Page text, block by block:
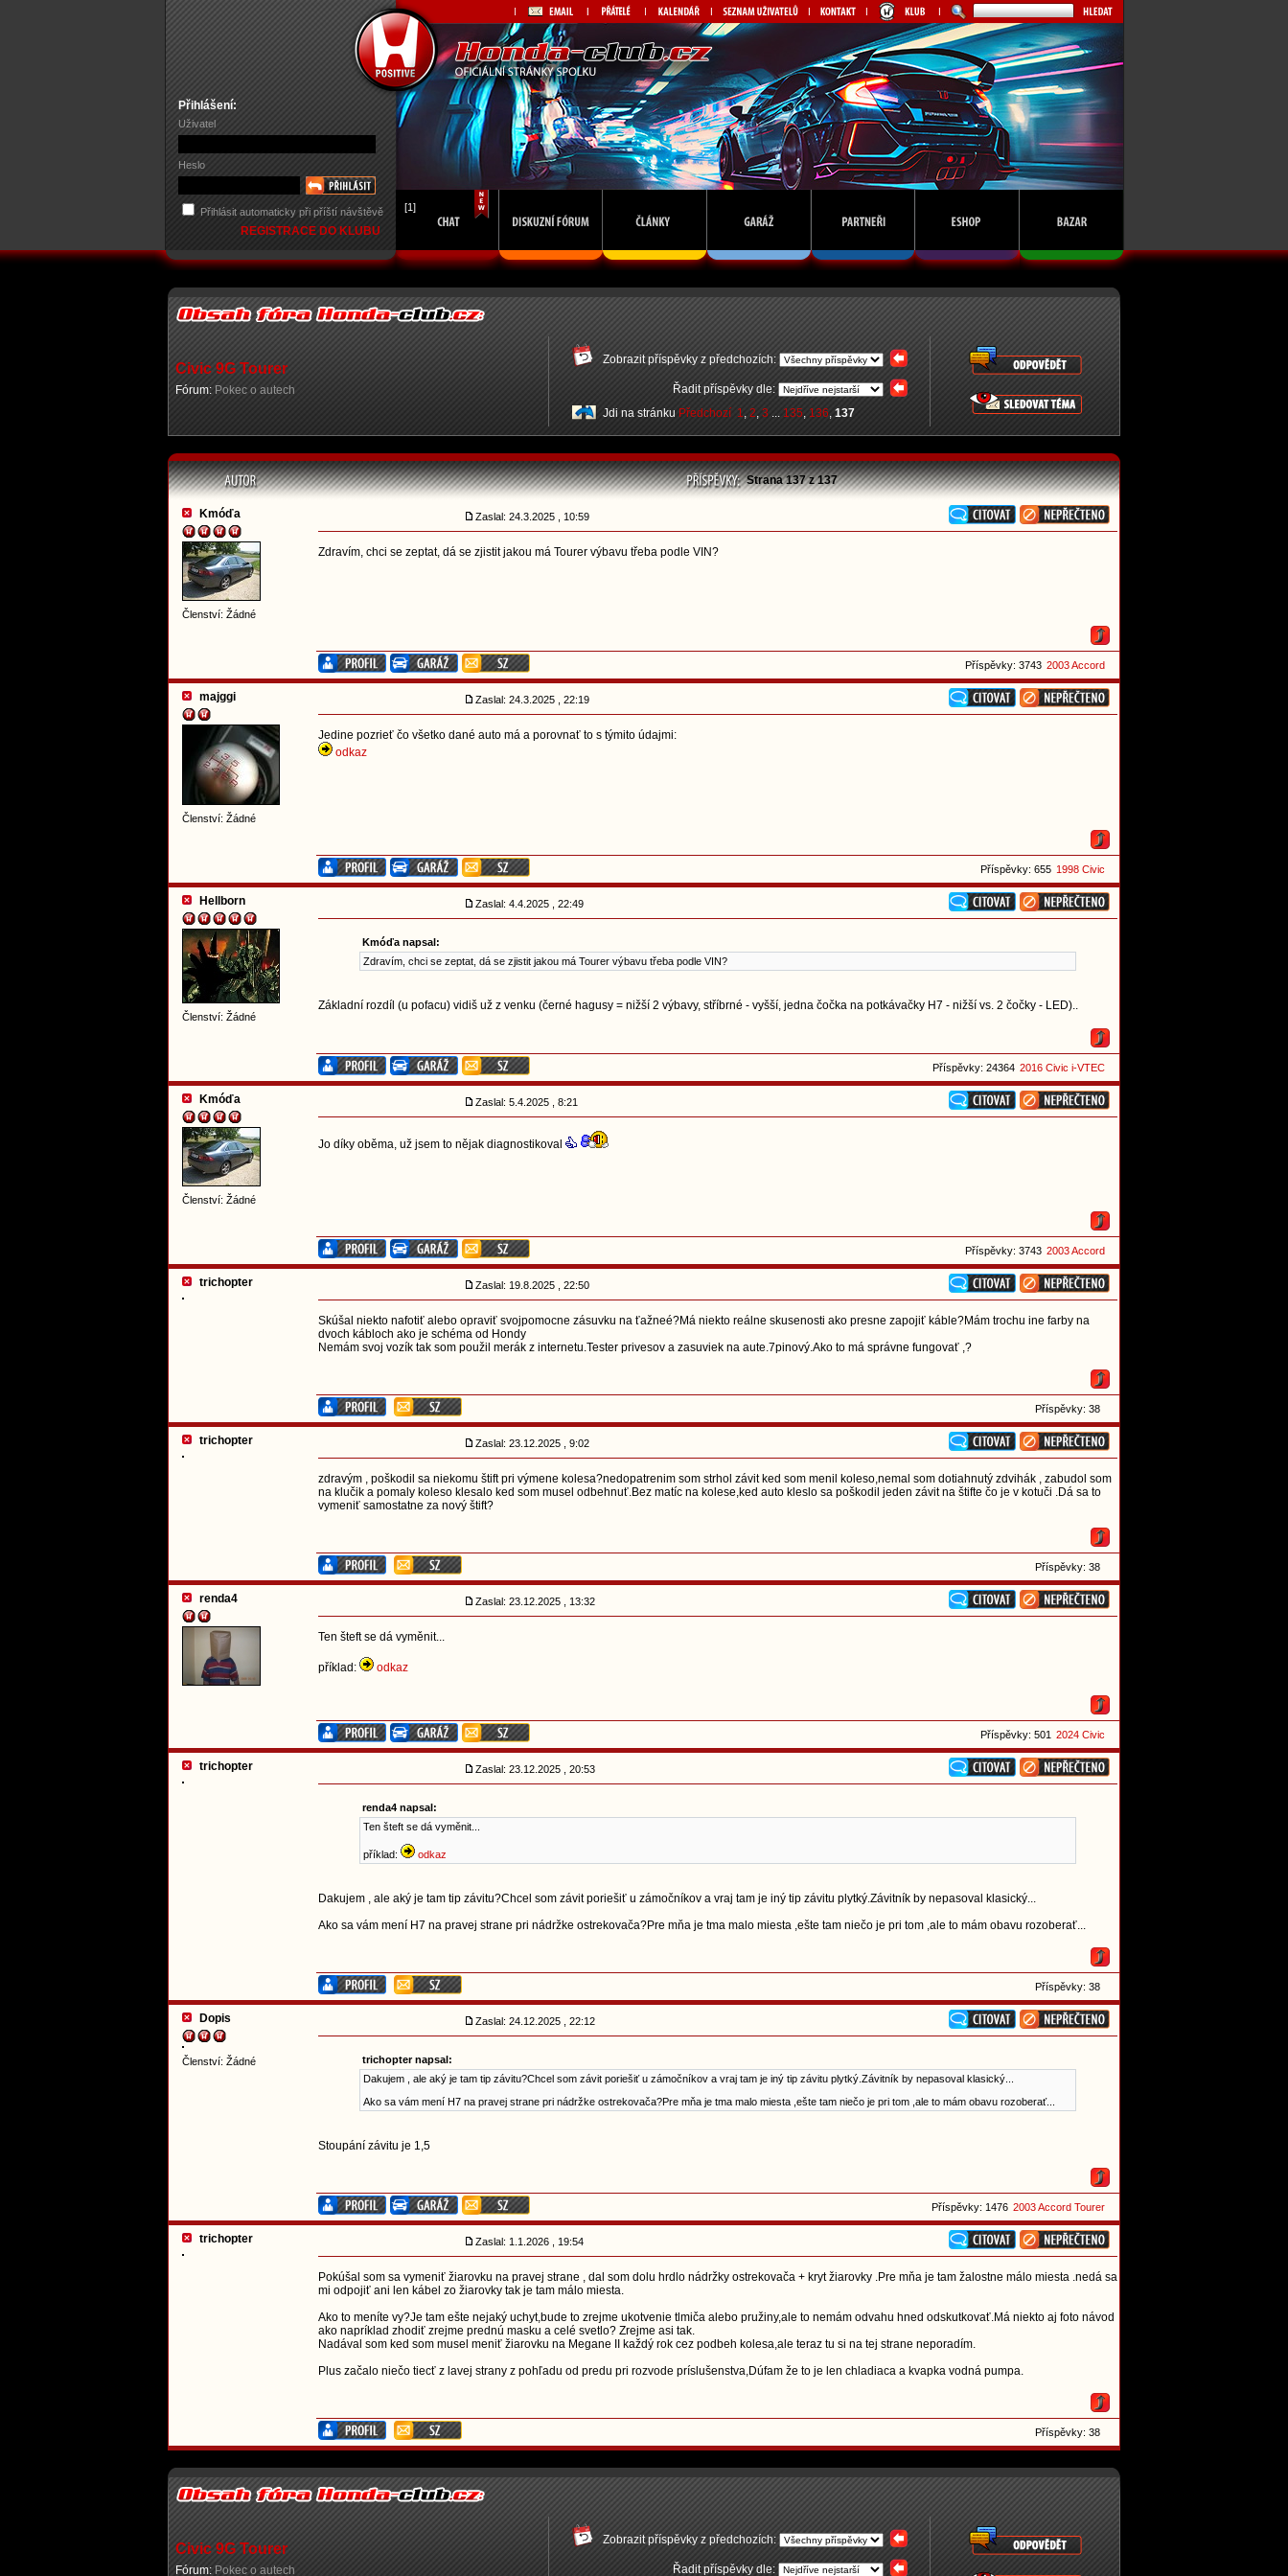
Přihlášení:
Uživatel
Heslo
Přihlásit automaticky při příští návštěvě
REGISTRACE DO KLUBU
[1]
Civic 9G Tourer
Fórum: Pokec o autech
Zobrazit příspěvky z předchozích:
Řadit příspěvky dle:
Jdi na stránku Předchozí 1, 2, 3... 135, 136, 137
Strana137z137
Kmóďa
Členství: Žádné
Zaslal: 24.3.2025 , 10:59
Zdravím, chci se zeptat, dá se zjistit jakou má Tourer výbavu třeba podle VIN?
Příspěvky: 3743 2003 Accord
majggi
Členství: Žádné
Zaslal: 24.3.2025 , 22:19
Jedine pozrieť čo všetko dané auto má a porovnať to s týmito údajmi:
odkaz
Příspěvky: 655 1998 Civic
Hellborn
Členství: Žádné
Zaslal: 4.4.2025 , 22:49
Kmóďa napsal:
Zdravím, chci se zeptat, dá se zjistit jakou má Tourer výbavu třeba podle VIN?
Základní rozdíl (u pofacu) vidiš už z venku (černé hagusy = nižší 2 výbavy, stříbrné - vyšší, jedna čočka na potkávačky H7 - nižší vs. 2 čočky - LED)..
Příspěvky: 24364 2016 Civic i-VTEC
Kmóďa
Členství: Žádné
Zaslal: 5.4.2025 , 8:21
Jo díky oběma, už jsem to nějak diagnostikoval
Příspěvky: 3743 2003 Accord
trichopter Zaslal: 19.8.2025 , 22:50
Skúšal niekto nafotiť alebo opraviť svojpomocne zásuvku na ťažneé?Má niekto reálne skusenosti ako presne zapojiť káble?Mám trochu ine farby na
dvoch kábloch ako je schéma od Hondy
Nemám svoj vozík tak som použil merák z internetu.Tester privesov a zasuviek na aute.7pinový.Ako to má správne fungovať ,?
Příspěvky: 38
trichopter Zaslal: 23.12.2025 , 9:02
zdravým , poškodil sa niekomu štift pri výmene kolesa?nedopatrenim som strhol závit ked som menil koleso,nemal som dotiahnutý zdvihák , zabudol som
na klučik a pomaly koleso klesalo ked som musel odbehnuť.Bez matíc na kolese,ked auto kleslo sa poškodil jeden závit na štifte čo je v kotuči .Dá sa to
vymeniť samostatne za nový štift?
Příspěvky: 38
renda4 Zaslal: 23.12.2025 , 13:32
Ten šteft se dá vyměnit...
příklad: odkaz
Příspěvky: 501 2024 Civic
trichopter Zaslal: 23.12.2025 , 20:53
renda4 napsal:
Ten šteft se dá vyměnit...
příklad: odkaz
Dakujem , ale aký je tam tip závitu?Chcel som závit poriešiť u zámočníkov a vraj tam je iný tip závitu plytký.Závitník by nepasoval klasický...
Ako sa vám mení H7 na pravej strane pri nádržke ostrekovača?Pre mňa je tma malo miesta ,ešte tam niečo je pri tom ,ale to mám obavu rozoberať...
Příspěvky: 38
Dopis
Členství: Žádné
Zaslal: 24.12.2025 , 22:12
trichopter napsal:
Dakujem , ale aký je tam tip závitu?Chcel som závit poriešiť u zámočníkov a vraj tam je iný tip závitu plytký.Závitník by nepasoval klasický...
Ako sa vám mení H7 na pravej strane pri nádržke ostrekovača?Pre mňa je tma malo miesta ,ešte tam niečo je pri tom ,ale to mám obavu rozoberať...
Stoupání závitu je 1,5
Příspěvky: 1476 2003 Accord Tourer
trichopter Zaslal: 1.1.2026 , 19:54
Pokúšal som sa vymeniť žiarovku na pravej strane , dal som dolu hrdlo nádržky ostrekovača + kryt žiarovky .Pre mňa je tam žalostne málo miesta .nedá sa
mi odpojiť ani len kábel zo žiarovky tak je tam málo miesta.
Ako to meníte vy?Je tam ešte nejaký uchyt,bude to zrejme ukotvenie tlmiča alebo pružiny,ale to nemám odvahu hned odskutkovať.Má niekto aj foto návod
ako napríklad zhodiť zrejme prednú masku a celé svetlo? Zrejme asi tak.
Nadával som ked som musel meniť žiarovku na Megane II každý rok cez podbeh kolesa,ale teraz tu si na tej strane neporadím.
Plus začalo niečo tiecť z lavej strany z pohľadu od predu pri rozvode príslušenstva,Dúfam že to je len chladiaca a kvapka vodná pumpa.
Příspěvky: 38
Civic 9G Tourer
Fórum: Pokec o autech
Zobrazit příspěvky z předchozích:
Řadit příspěvky dle: